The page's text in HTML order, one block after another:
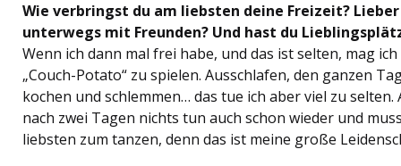
Wie verbringst du am liebsten deine Freizeit?
unterwegs mit Freunden? Und hast du
Wenn ich dann mal frei habe, und das ist selten, mag
„Couch-Potato“ zu spielen. Ausschlafen, den ganzen
kochen und schlemmen… das tue ich aber viel zu
nach zwei Tagen nichts tun auch schon wieder und
liebsten zum tanzen, denn das ist meine große